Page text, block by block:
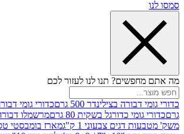
תנו לנו לעזור לכם
בצילינדר 500 גרם
כדורי גומי דבורה
כדורגל בשקית 80 גרם
מרשמלו דבורה פירות 20 גרם
צבעוני 1 ק"ג
מארז בומבסטי טסהסט